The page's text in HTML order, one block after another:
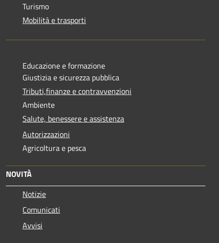
Turismo
Mobilità e trasporti
Educazione e formazione
Giustizia e sicurezza pubblica
Tributi,finanze e contravvenzioni
Ambiente
Salute, benessere e assistenza
Autorizzazioni
Agricoltura e pesca
NOVITÀ
Notizie
Comunicati
Avvisi